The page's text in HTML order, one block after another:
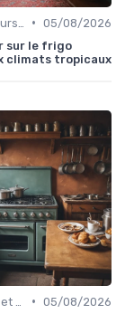
• 05/08/2026
sur le frigo
climats tropicaux
• 05/08/2026